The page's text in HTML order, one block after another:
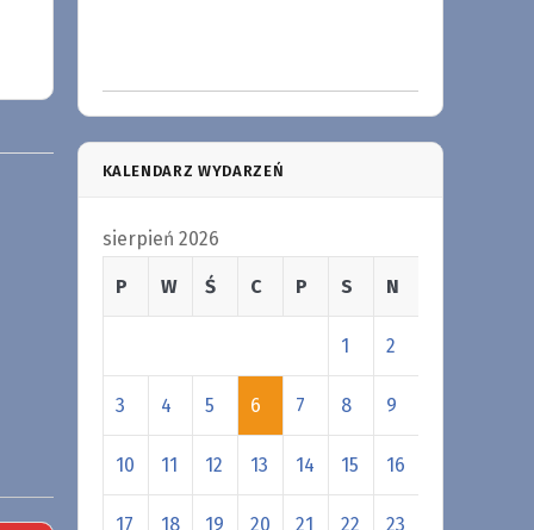
KALENDARZ WYDARZEŃ
sierpień 2026
P W Ś C P S N
1 2
3 4 5 6 7 8 9
10 11 12 13 14 15 16
17 18 19 20 21 22 23